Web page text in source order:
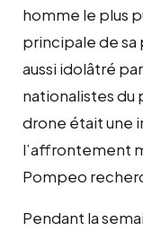
homme le plus
principale de
aussi idolâtré
nationalistes du
drone était une
l’affrontement
Pompeo
Pendant la